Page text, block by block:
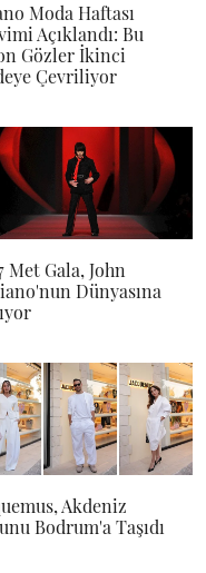
Moda Haftası
Açıklandı: Bu
Gözler İkinci
Çevriliyor
Met Gala, John
Dünyasına
Akdeniz
Bodrum'a Taşıdı